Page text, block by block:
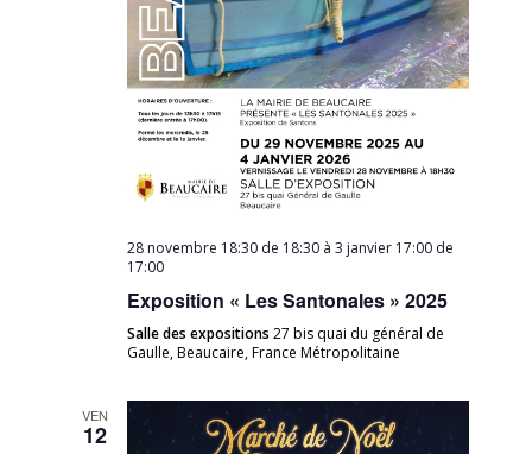
28 novembre 18:30 de 18:30 à3 janvier 17:00 de
17:00
Exposition « Les Santonales » 2025
Salle des expositions27 bis quai du général de
Gaulle, Beaucaire, France Métropolitaine
VEN
12